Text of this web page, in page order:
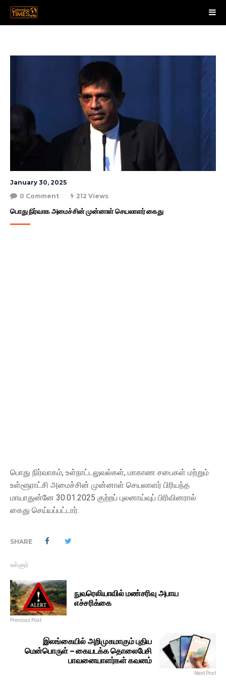
January 30, 2025
0 Comment
212 Views
பொது நிர்வாக அமைச்சின் முன்னாள் செயலாளர் கைது
பொது நிர்வாகம், உள்நாட்டலுவல்கள், மாகாண சபைகள் மற்றும்
உள்ளூராட்சி அமைச்சின் முன்னாள் செயலாளர் பிரியந்த
மாயாதுன்னே 30.01.2025 குற்றப் புலனாய்வுப் பிரிவினரால்
கைது செய்யப்பட்டார்.
SHARE
உள்ளூர்
நுவரெலியாவில் மண்சரிவு அபாய
எச்சரிக்கை
Previous Post
இலங்கையில் அறிமுகமாகும் புதிய
மென்பொருள் – கையடக்க தொலைபேசி
பாவனையாளர்கள் கவனம்
Next Post